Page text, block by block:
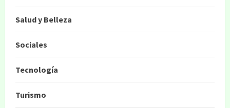
Salud y Belleza
Sociales
Tecnología
Turismo